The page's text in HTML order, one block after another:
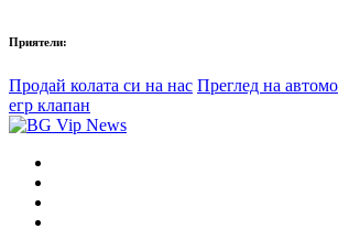
Приятели:
Продай колата си на нас Преглед на
егр клапан